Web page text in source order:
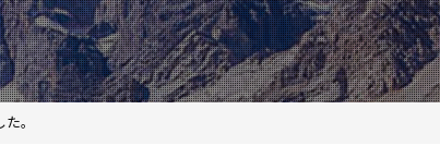
。